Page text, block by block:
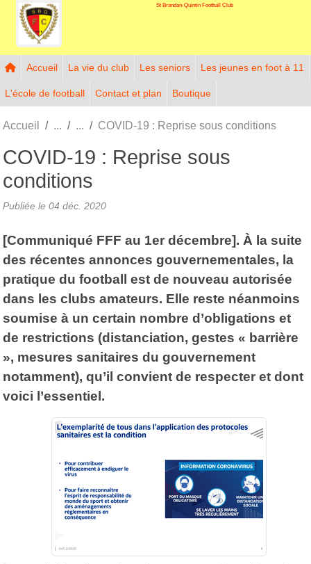
St Brandan-Quintin Football Club
Accueil La vie du club Les seniors Les jeunes en foot à 11
L'école de football Contact et plan Boutique
Accueil COVID-19 : Reprise sous conditions
COVID-19 : Reprise sous
conditions
Publiée le 04 déc. 2020
[Communiqué FFF au 1er décembre]. À la suite
des récentes annonces gouvernementales, la
pratique du football est de nouveau autorisée
dans les clubs amateurs. Elle reste néanmoins
soumise à un certain nombre d’obligations et
de restrictions (distanciation, gestes « barrière
», mesures sanitaires du gouvernement
notamment), qu’il convient de respecter et dont
voici l’essentiel.
Panneau de gestion des cookies